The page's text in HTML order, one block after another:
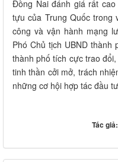
Đồng Nai đánh giá rất
tựu của Trung Quốc trong
công và vận hành mạng
Phó Chủ tịch UBND thành
thành phố tích cực trao
tinh thần cởi mở, trách
những cơ hội hợp tác đầu
Tác giả: